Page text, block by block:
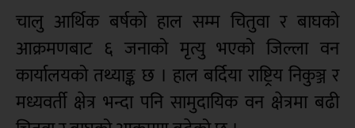
चालु आर्थिक बर्षको हाल सम्म चितुवा र बाघको
आक्रमणबाट ६ जनाको मृत्यु भएको जिल्ला वन
कार्यालयको तथ्याङ्क छ । हाल बर्दिया राष्ट्रिय निकुञ्ज र
मध्यवर्ती क्षेत्र भन्दा पनि सामुदायिक वन क्षेत्रमा बढी